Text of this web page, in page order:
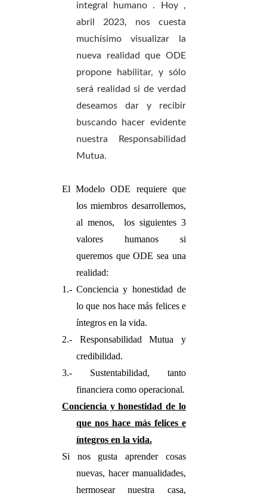
integral humano .
Hoy ,
abril 2023, nos cuesta
muchísimo visualizar la
nueva realidad que ODE
propone habilitar, y sólo
será realidad si de verdad
deseamos dar y recibir
buscando hacer evidente
nuestra Responsabilidad
Mutua.
El Modelo ODE requiere que
los miembros desarrollemos,
al menos, los siguientes 3
valores humanos si
queremos que ODE sea una
realidad:
1.- Conciencia y honestidad de
lo que nos hace más felices e
íntegros en la vida.
2.- Responsabilidad Mutua y
credibilidad.
3.- Sustentabilidad, tanto
financiera como operacional.
Conciencia y honestidad de lo
que nos hace más felices e
íntegros en la vida.
Si nos gusta aprender cosas
nuevas, hacer manualidades,
hermosear nuestra casa,